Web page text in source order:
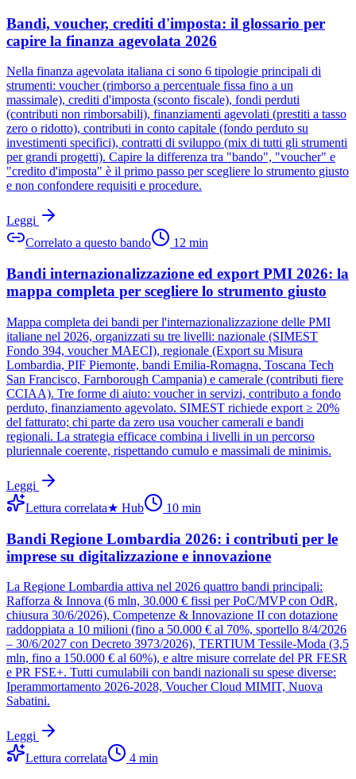
Bandi, voucher, crediti d'imposta: il glossario per
capire la finanza agevolata 2026
Nella finanza agevolata italiana ci sono 6 tipologie principali di
strumenti: voucher (rimborso a percentuale fissa fino a un
massimale), crediti d'imposta (sconto fiscale), fondi perduti
(contributi non rimborsabili), finanziamenti agevolati (prestiti a tasso
zero o ridotto), contributi in conto capitale (fondo perduto su
investimenti specifici), contratti di sviluppo (mix di tutti gli strumenti
per grandi progetti). Capire la differenza tra "bando", "voucher" e
"credito d'imposta" è il primo passo per scegliere lo strumento giusto
e non confondere requisiti e procedure.
Leggi
Correlato a questo bando
12 min
Bandi internazionalizzazione ed export PMI 2026: la
mappa completa per scegliere lo strumento giusto
Mappa completa dei bandi per l'internazionalizzazione delle PMI
italiane nel 2026, organizzati su tre livelli: nazionale (SIMEST
Fondo 394, voucher MAECI), regionale (Export su Misura
Lombardia, PIF Piemonte, bandi Emilia-Romagna, Toscana Tech
San Francisco, Farnborough Campania) e camerale (contributi fiere
CCIAA). Tre forme di aiuto: voucher in servizi, contributo a fondo
perduto, finanziamento agevolato. SIMEST richiede export ≥ 20%
del fatturato; chi parte da zero usa voucher camerali e bandi
regionali. La strategia efficace combina i livelli in un percorso
pluriennale coerente, rispettando cumulo e massimali de minimis.
Leggi
Lettura correlata★ Hub 10 min
Bandi Regione Lombardia 2026: i contributi per le
imprese su digitalizzazione e innovazione
La Regione Lombardia attiva nel 2026 quattro bandi principali:
Rafforza & Innova (6 mln, 30.000 € fissi per PoC/MVP con OdR,
chiusura 30/6/2026), Competenze & Innovazione II con dotazione
raddoppiata a 10 milioni (fino a 50.000 € al 70%, sportello 8/4/2026
– 30/6/2027 con Decreto 3973/2026), TERTIUM Tessile-Moda (3,5
mln, fino a 150.000 € al 60%), e altre misure correlate del PR FESR
e PR FSE+. Tutti cumulabili con bandi nazionali su spese diverse:
Iperammortamento 2026-2028, Voucher Cloud MIMIT, Nuova
Sabatini.
Leggi
Lettura correlata
4 min